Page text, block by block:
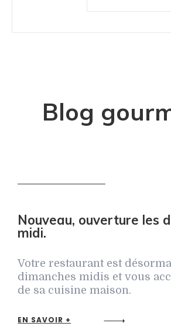
Blog
Nouveau, ouverture les
midi.
Votre restaurant est
dimanches midis et vous
de sa cuisine maison.
EN SAVOIR +